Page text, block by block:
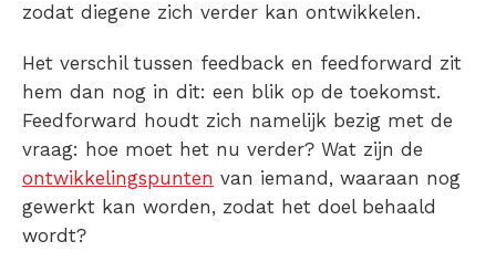
zodat diegene zich verder kan ontwikkelen.
Het verschil tussen feedback en feedforward zit
hem dan nog in dit: een blik op de toekomst.
Feedforward houdt zich namelijk bezig met de
vraag: hoe moet het nu verder? Wat zijn de
ontwikkelingspunten van iemand, waaraan nog
gewerkt kan worden, zodat het doel behaald
wordt?